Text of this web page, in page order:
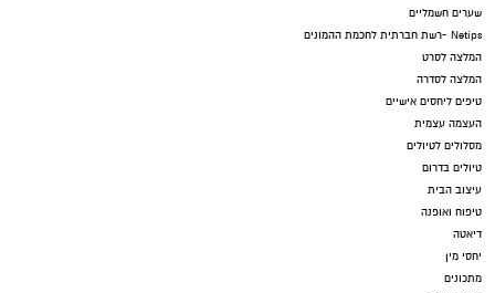
שערים חשמליים
Netips -רשת חברתית לחכמת ההמונים
המלצה לסרט
המלצה לסדרה
טיפים ליחסים אישיים
העצמה עצמית
מסלולים לטיולים
טיולים בדרום
עיצוב הבית
טיפוח ואופנה
דיאטה
יחסי מין
מתכונים